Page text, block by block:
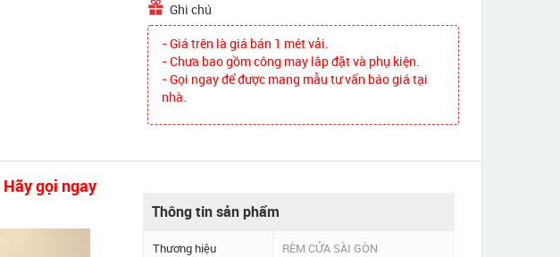
Ghi chú
- Giá trên là giá bán 1 mét vải.
- Chưa bao gồm công may lắp đặt và phụ kiện.
- Gọi ngay để được mang mẫu tư vấn báo giá tại
nhà.
Hãy gọi ngay
Thông tin sản phẩm
Thương hiệu RÈM CỬA SÀI GÒN